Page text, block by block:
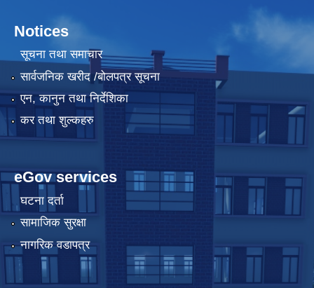
Notices
सूचना तथा समाचार
सार्वजनिक खरीद /बोलपत्र सूचना
एन, कानुन तथा निर्देशिका
कर तथा शुल्कहरु
eGov services
घटना दर्ता
सामाजिक सुरक्षा
नागरिक वडापत्र